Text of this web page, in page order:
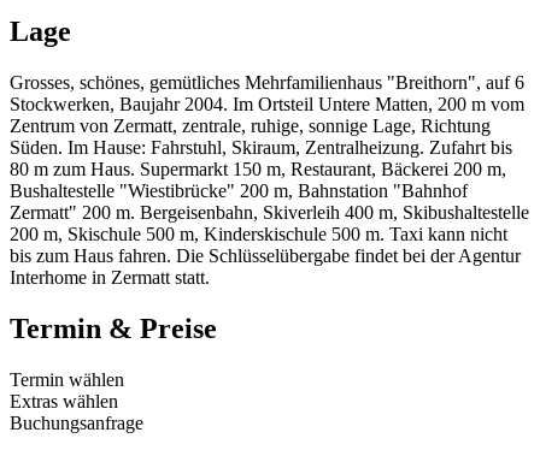
Lage
Grosses, schönes, gemütliches Mehrfamilienhaus "Breithorn", auf 6
Stockwerken, Baujahr 2004. Im Ortsteil Untere Matten, 200 m vom
Zentrum von Zermatt, zentrale, ruhige, sonnige Lage, Richtung
Süden. Im Hause: Fahrstuhl, Skiraum, Zentralheizung. Zufahrt bis
80 m zum Haus. Supermarkt 150 m, Restaurant, Bäckerei 200 m,
Bushaltestelle "Wiestibrücke" 200 m, Bahnstation "Bahnhof
Zermatt" 200 m. Bergeisenbahn, Skiverleih 400 m, Skibushaltestelle
200 m, Skischule 500 m, Kinderskischule 500 m. Taxi kann nicht
bis zum Haus fahren. Die Schlüsselübergabe findet bei der Agentur
Interhome in Zermatt statt.
Termin & Preise
Termin wählen
Extras wählen
Buchungsanfrage